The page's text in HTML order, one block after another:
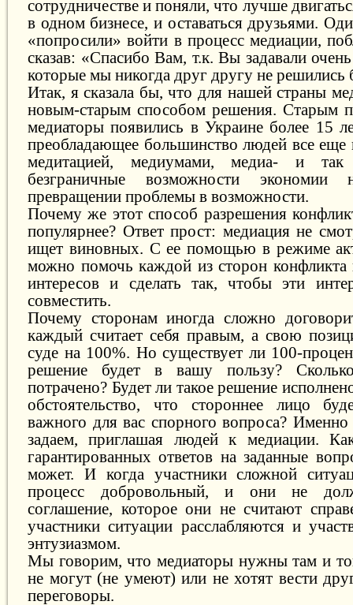
сотрудничестве и поняли, что лучше
в одном бизнесе, и оставаться друзьями.
«попросили» войти в процесс медиации,
сказав: «Спасибо Вам, т.к. Вы задавали
которые мы никогда друг другу не решились
Итак, я сказала бы, что для нашей страны
новым-старым способом решения. Старым
медиаторы появились в Украине более 15
преобладающее большинство людей все еще
медитацией, медиумами, медиа- и
безграничные возможности
превращении проблемы в возможности.
Почему же этот способ разрешения
популярнее? Ответ прост: медиация не
ищет виновных. С ее помощью в режиме
можно помочь каждой из сторон конфликта
интересов и сделать так, чтобы эти
совместить.
Почему сторонам иногда сложно
каждый считает себя правым, а свою
суде на 100%. Но существует ли 100-
решение будет в вашу пользу?
потрачено? Будет ли такое решение
обстоятельство, что стороннее лицо
важного для вас спорного вопроса?
задаем, приглашая людей к медиации.
гарантированных ответов на заданные
может. И когда участники сложной
процесс добровольный, и они не
соглашение, которое они не считают
участники ситуации расслабляются и
энтузиазмом.
Мы говорим, что медиаторы нужны там и
не могут (не умеют) или не хотят вести
переговоры.